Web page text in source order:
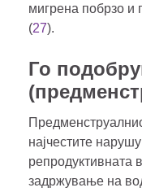
мигрена побрзо и
(27).
Го
најчестите
репродуктивната
задржување на